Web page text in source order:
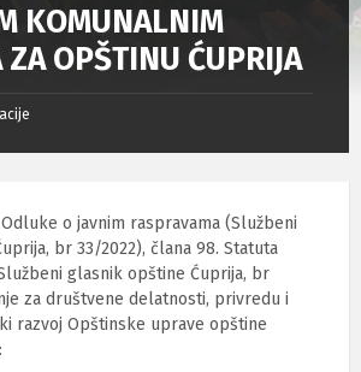
KOMUNALNIM
OPŠTINU ĆUPRIJA
o javnim raspravama (Službeni
br 33/2022), člana 98. Statuta
glasnik opštine Ćuprija, br
za društvene delatnosti, privredu i
razvoj Opštinske uprave opštine